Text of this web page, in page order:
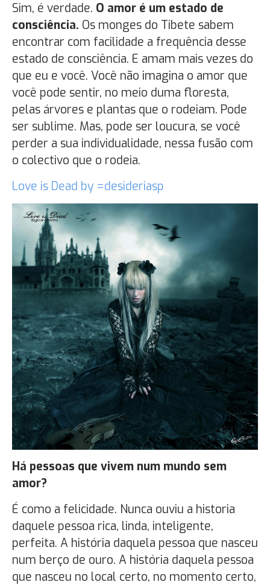
Sim, é verdade. O amor é um estado de
consciência. Os monges do Tibete sabem
encontrar com facilidade a frequência desse
estado de consciência. E amam mais vezes do
que eu e você. Você não imagina o amor que
você pode sentir, no meio duma floresta,
pelas árvores e plantas que o rodeiam. Pode
ser sublime. Mas, pode ser loucura, se você
perder a sua individualidade, nessa fusão com
o colectivo que o rodeia.
Love is Dead by =desideriasp
Há pessoas que vivem num mundo sem
amor?
É como a felicidade. Nunca ouviu a historia
daquele pessoa rica, linda, inteligente,
perfeita. A história daquela pessoa que nasceu
num berço de ouro. A história daquela pessoa
que nasceu no local certo, no momento certo,